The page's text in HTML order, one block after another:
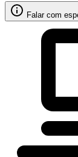
Falar com